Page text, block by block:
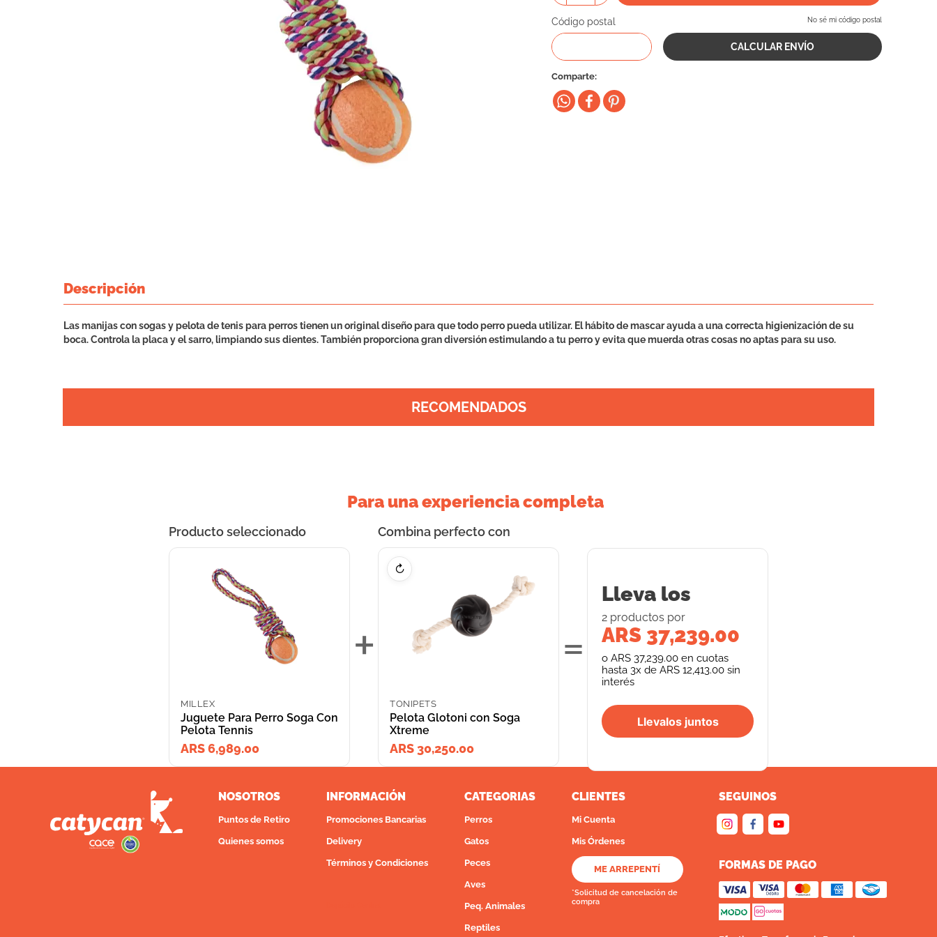
Código postal No sé mi código postal
Comparte
Descripción
Las manijas con sogas y pelota de tenis para perros tienen un original diseño para que todo perro pueda utilizar. El hábito de mascar ayuda a una correcta higienización de su
boca. Controla la placa y el sarro, limpiando sus dientes. También proporciona gran diversión estimulando a tu perro y evita que muerda otras cosas no aptas para su uso.
RECOMENDADOS
Para una experiencia completa
Producto seleccionado
MILLEX
Juguete Para Perro Soga Con
Pelota Tennis
ARS 6,989.00
+
Combina perfecto con
↻
TONIPETS
Pelota Glotoni con Soga
Xtreme
ARS 30,250.00
=
Lleva los
2 productos por
ARS 37,239.00
o ARS 37,239.00 en cuotas
hasta 3x de ARS 12,413.00 sin
interés
Llevalos juntos
NOSOTROS
Puntos de Retiro
Quienes somos
INFORMACIÓN
Promociones Bancarias
Delivery
Términos y Condiciones
CATEGORIAS
Perros
Gatos
Peces
Aves
Peq. Animales
Reptiles
CLIENTES
Mi Cuenta
Mis Órdenes
ME ARREPENTÍ
*Solicitud de cancelación de
compra
SEGUINOS
FORMAS DE PAGO